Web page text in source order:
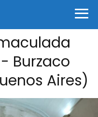
Burzaco
Aires)